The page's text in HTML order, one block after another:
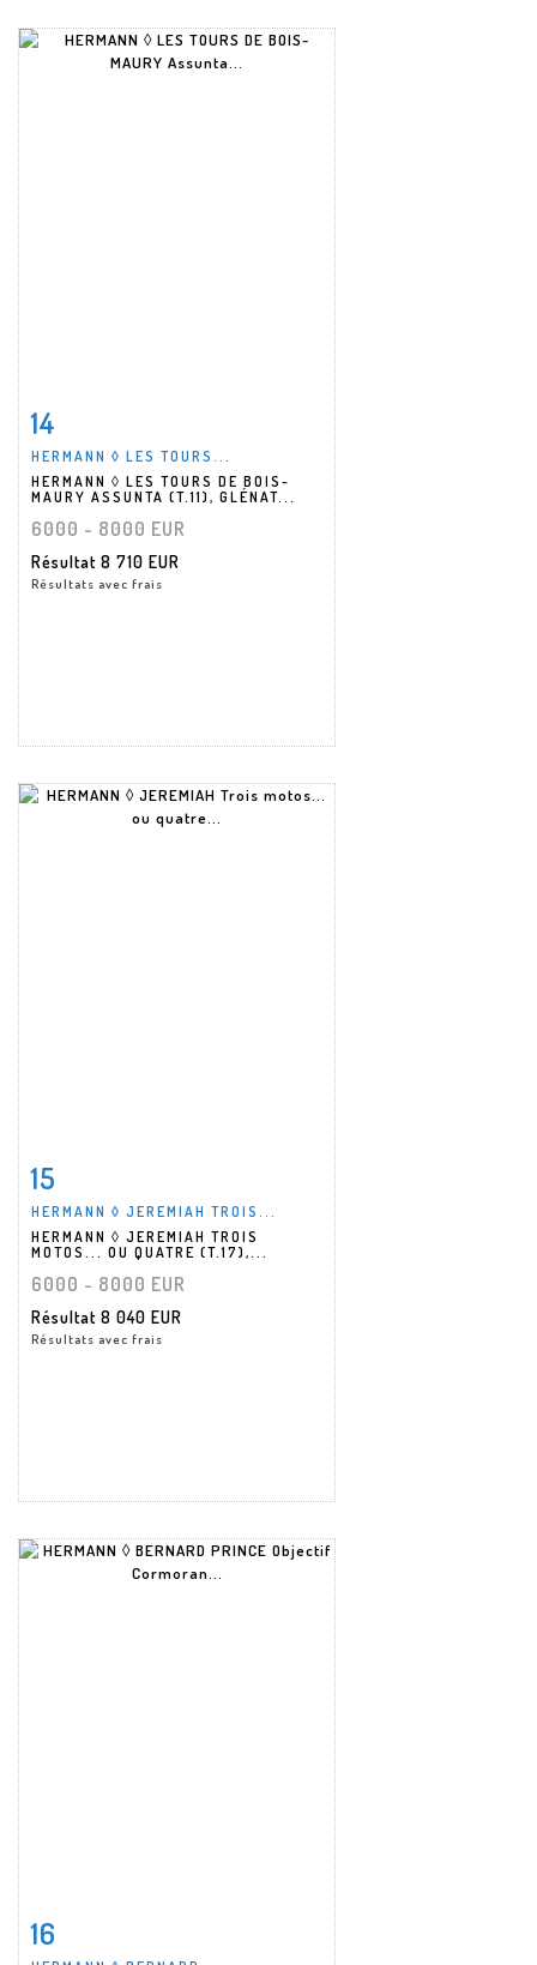
Fiche détaillée
14
HERMANN ◊ LES TOURS...
HERMANN ◊ LES TOURS DE BOIS-
MAURY ASSUNTA (T.11), GLÉNAT...
6000 - 8000 EUR
Résultat 8 710 EUR
Résultats avec frais
Fiche détaillée
15
HERMANN ◊ JEREMIAH TROIS...
HERMANN ◊ JEREMIAH TROIS
MOTOS... OU QUATRE (T.17),...
6000 - 8000 EUR
Résultat 8 040 EUR
Résultats avec frais
Fiche détaillée
16